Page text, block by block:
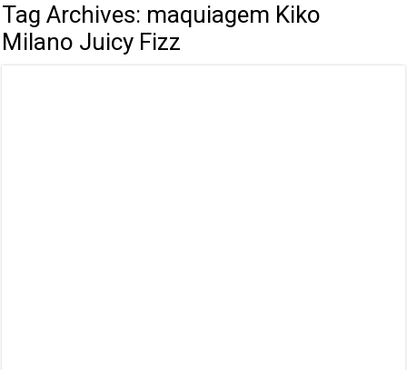
Tag Archives: maquiagem Kiko
Milano Juicy Fizz